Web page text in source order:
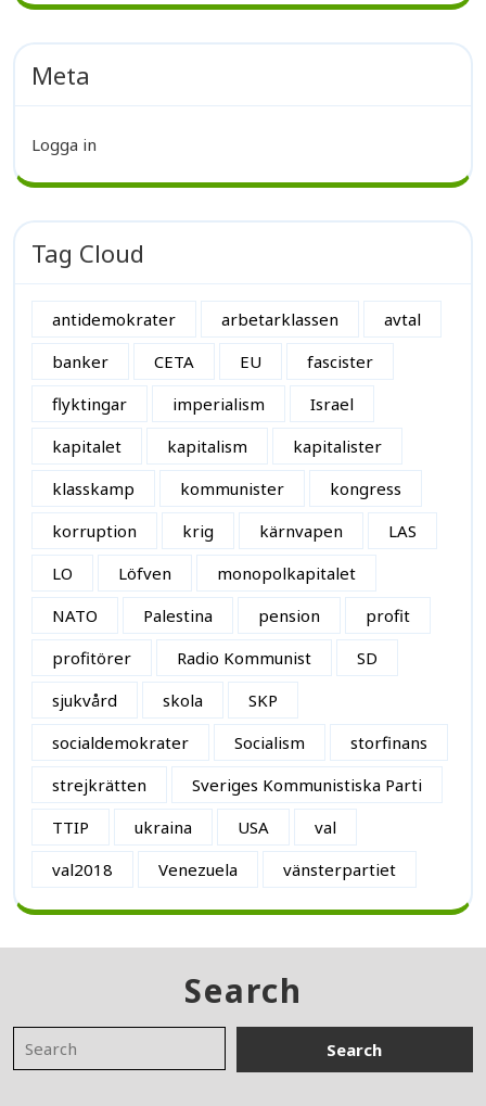
Meta
Logga in
Tag Cloud
antidemokrater arbetarklassen
avtal
banker
CETA EU
fascister
flyktingar
imperialism
Israel
kapitalet
kapitalism
kapitalister
klasskamp
kommunister
kongress
korruption
krig kärnvapen
LAS
LO
Löfven
monopolkapitalet
NATO
Palestina pension
profit
profitörer
Radio Kommunist
SD
sjukvård
skola
SKP
socialdemokrater
Socialism
storfinans
strejkrätten
Sveriges Kommunistiska Parti
TTIP
ukraina USA
val
val2018
Venezuela vänsterpartiet
Search